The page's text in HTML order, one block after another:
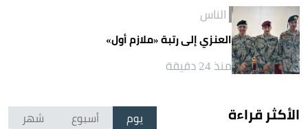
الناس
العنزي إلى رتبة «ملازم أول»
منذ 24 دقيقة
الأكثر قراءة يوم أسبوع شهر